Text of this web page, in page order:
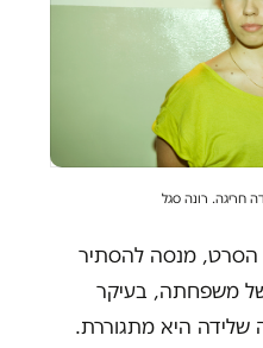
חריגה. רונה סגל
הסרט, מנסה להסתיר
משפחתה, בעיקר
שלידה היא מתגוררת.